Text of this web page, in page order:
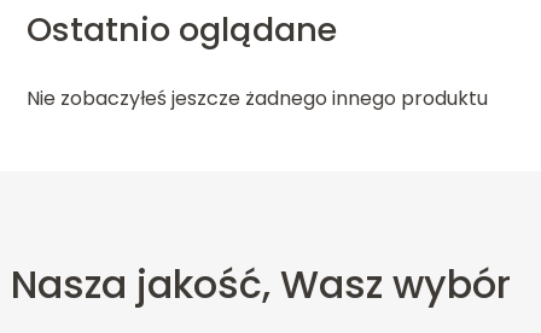
Ostatnio oglądane
Nie zobaczyłeś jeszcze żadnego innego produktu
Nasza jakość, Wasz wybór